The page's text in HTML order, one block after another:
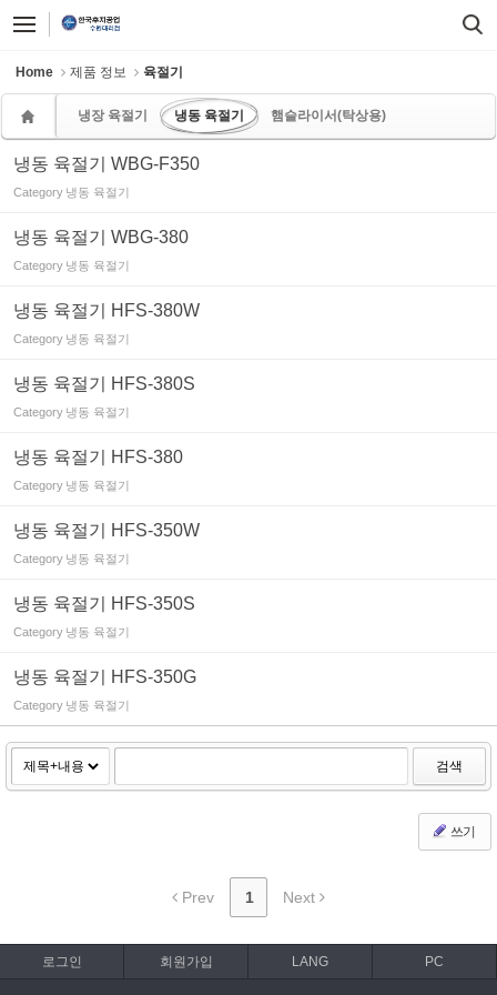
Home 제품 정보 육절기
냉장 육절기 냉동 육절기 햄슬라이서(탁상용)
냉동 육절기 WBG-F350
Category 냉동 육절기
냉동 육절기 WBG-380
Category 냉동 육절기
냉동 육절기 HFS-380W
Category 냉동 육절기
냉동 육절기 HFS-380S
Category 냉동 육절기
냉동 육절기 HFS-380
Category 냉동 육절기
냉동 육절기 HFS-350W
Category 냉동 육절기
냉동 육절기 HFS-350S
Category 냉동 육절기
냉동 육절기 HFS-350G
Category 냉동 육절기
검색
쓰기
Prev 1 Next
로그인 회원가입 LANG PC